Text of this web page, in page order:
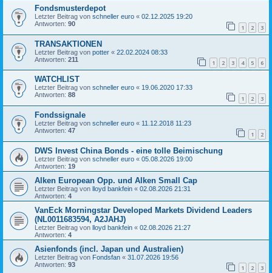
Fondsmusterdepot
Letzter Beitrag von schneller euro « 02.12.2025 19:20
Antworten: 90 1 2 3
TRANSAKTIONEN
Letzter Beitrag von potter « 22.02.2024 08:33
Antworten: 211 1 2 3 4 5 6
WATCHLIST
Letzter Beitrag von schneller euro « 19.06.2020 17:33
Antworten: 88 1 2 3
Fondssignale
Letzter Beitrag von schneller euro « 11.12.2018 11:23
Antworten: 47 1 2
DWS Invest China Bonds - eine tolle Beimischung
Letzter Beitrag von schneller euro « 05.08.2026 19:00
Antworten: 19
Alken European Opp. und Alken Small Cap
Letzter Beitrag von lloyd bankfein « 02.08.2026 21:31
Antworten: 4
VanEck Morningstar Developed Markets Dividend Leaders
(NL0011683594, A2JAHJ)
Letzter Beitrag von lloyd bankfein « 02.08.2026 21:27
Antworten: 4
Asienfonds (incl. Japan und Australien)
Letzter Beitrag von Fondsfan « 31.07.2026 19:56
Antworten: 93 1 2 3